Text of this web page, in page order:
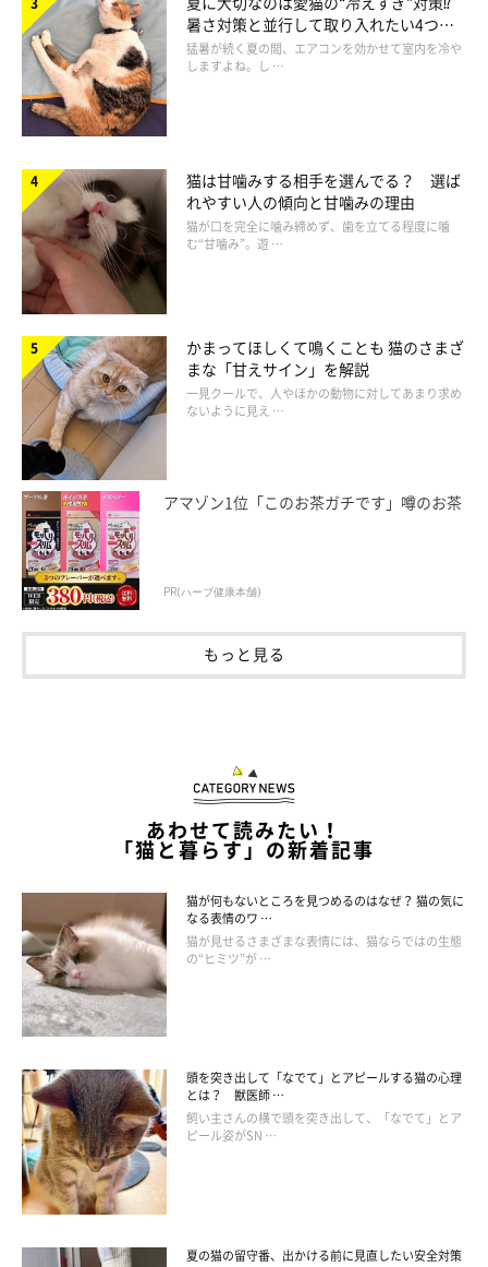
ドライフードとウェットフード、結局どちら
を選べばいいの？
ねこのきもち投稿写真ギャラリー
ドライフードとウェットフードの大きな違いは、「水分含有量」
といえます。それぞれにメリットがあって、どちらがいいという
ことではないのだとか。
結論からいうと、「総合栄養食」であればどちらを与えてもOK
です！
総合栄養食って？
総合栄養食とは、規定に沿った猫に必要な栄養素がバランスよく
配合されているフードのこと。そのフードと水だけで猫が健康を
維持できるよう、栄養バランスが整えられています。
暑さ対策と並行して取り入れたい4つの
工夫
猛暑が続く夏の間、エアコンを効かせて室内を冷や
しますよね。し …
猫は甘噛みする相手を選んでる？ 選ば
れやすい人の傾向と甘噛みの理由
猫が口を完全に噛み締めず、歯を立てる程度に噛
む“甘噛み”。遊 …
かまってほしくて鳴くことも 猫のさまざ
まな「甘えサイン」を解説
一見クールで、人やほかの動物に対してあまり求め
ないように見え …
アマゾン1位「このお茶ガチです」噂のお茶
PR(ハーブ健康本舗)
もっと見る
あわせて読みたい！
「猫と暮らす」の新着記事
猫が何もないところを見つめるのはなぜ？ 猫の気に
なる表情のワ …
猫が見せるさまざまな表情には、猫ならではの生態
の“ヒミツ”が …
頭を突き出して「なでて」とアピールする猫の心理
とは？ 獣医師 …
飼い主さんの横で頭を突き出して、「なでて」とア
ピール姿がSN …
夏の猫の留守番、出かける前に見直したい安全対策